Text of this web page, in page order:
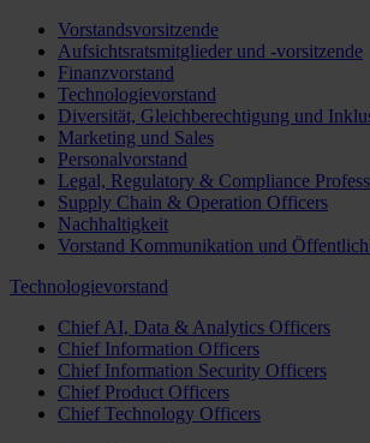
Vorstandsvorsitzende
Aufsichtsratsmitglieder und -vorsitzende
Finanzvorstand
Technologievorstand
Diversität, Gleichberechtigung und
Marketing und Sales
Personalvorstand
Legal, Regulatory & Compliance
Supply Chain & Operation Officers
Nachhaltigkeit
Vorstand Kommunikation und
Technologievorstand
Chief AI, Data & Analytics Officers
Chief Information Officers
Chief Information Security Officers
Chief Product Officers
Chief Technology Officers